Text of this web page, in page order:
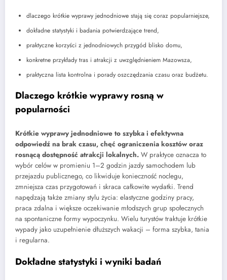
dlaczego krótkie wyprawy jednodniowe stają się coraz popularniejsze,
dokładne statystyki i badania potwierdzające trend,
praktyczne korzyści z jednodniowych przygód blisko domu,
konkretne przykłady tras i atrakcji z uwzględnieniem Mazowsza,
praktyczna lista kontrolna i porady oszczędzania czasu oraz budżetu.
Dlaczego krótkie wyprawy rosną w
popularności
Krótkie wyprawy jednodniowe to szybka i efektywna
odpowiedź na brak czasu, chęć ograniczenia kosztów oraz
rosnącą dostępność atrakcji lokalnych. W praktyce oznacza to
wybór celów w promieniu 1–2 godzin jazdy samochodem lub
przejazdu publicznego, co likwiduje konieczność noclegu,
zmniejsza czas przygotowań i skraca całkowite wydatki. Trend
napędzają także zmiany stylu życia: elastyczne godziny pracy,
praca zdalna i większe oczekiwanie młodszych grup społecznych
na spontaniczne formy wypoczynku. Wielu turystów traktuje krótkie
wypady jako uzupełnienie dłuższych wakacji – forma szybka, tania
i regularna.
Dokładne statystyki i wyniki badań